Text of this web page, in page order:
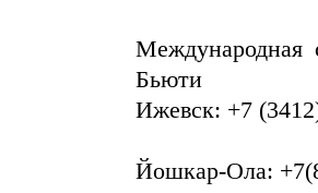
Международная
Бьюти
Ижевск: +7
Йошкар-Ола: